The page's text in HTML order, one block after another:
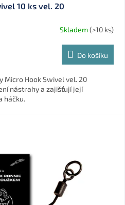
10 ks vel. 20
Skladem(>10 ks)
Do košíku
Micro Hook Swivel vel. 20
nástrahy a zajišťují její
háčku.